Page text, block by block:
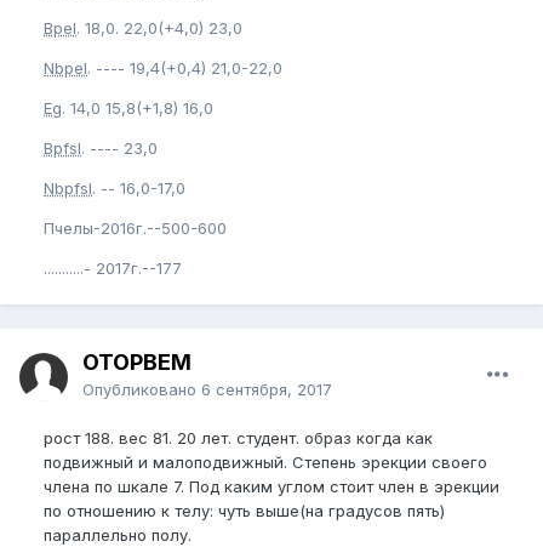
Bpel. 18,0. 22,0(+4,0) 23,0
Nbpel. ---- 19,4(+0,4) 21,0-22,0
Eg. 14,0 15,8(+1,8) 16,0
Bpfsl. ---- 23,0
Nbpfsl. -- 16,0-17,0
Пчелы-2016г.--500-600
...........- 2017г.--177
OTOPBEM
Опубликовано 6 сентября, 2017
рост 188. вес 81. 20 лет. студент. образ когда как
подвижный и малоподвижный. Степень эрекции своего
члена по шкале 7. Под каким углом стоит член в эрекции
по отношению к телу: чуть выше(на градусов пять)
параллельно полу.